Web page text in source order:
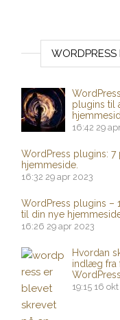
plugins til
16:42 29
WordPress plugins:
hjemmeside.
16:32 29 apr 2023
WordPress plugins –
til din nye
16:26 29 apr 2023
Hvordan
indlæg fra
WordPress
19:15 16